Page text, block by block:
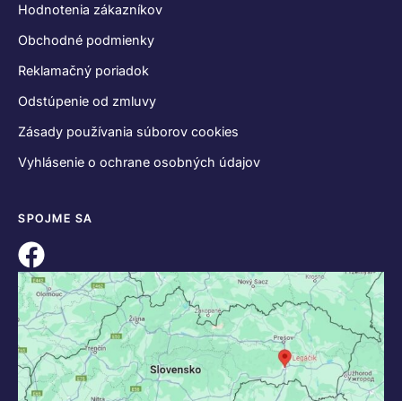
Hodnotenia zákazníkov
Obchodné podmienky
Reklamačný poriadok
Odstúpenie od zmluvy
Zásady používania súborov cookies
Vyhlásenie o ochrane osobných údajov
SPOJME SA